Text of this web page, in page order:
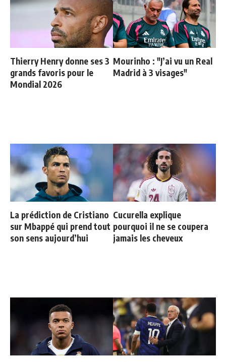
Thierry Henry donne ses 3
grands favoris pour le
Mondial 2026
Mourinho : "J’ai vu un Real
Madrid à 3 visages"
La prédiction de Cristiano
sur Mbappé qui prend tout
son sens aujourd’hui
Cucurella explique
pourquoi il ne se coupera
jamais les cheveux